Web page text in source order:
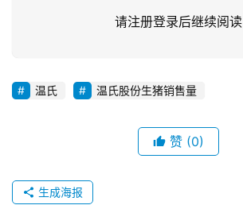
讯
请注册登录后继续阅读
温氏 温氏股份生猪销售量
赞 (0)
生成海报